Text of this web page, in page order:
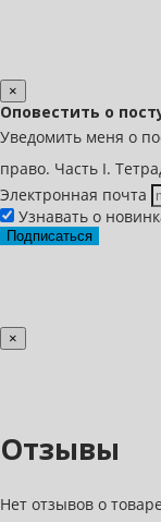
×
Оповестить о
Уведомить меня о
право. Часть I.
Электронная почта
Узнавать о
Подписаться
×
Отзывы
Нет отзывов о товаре